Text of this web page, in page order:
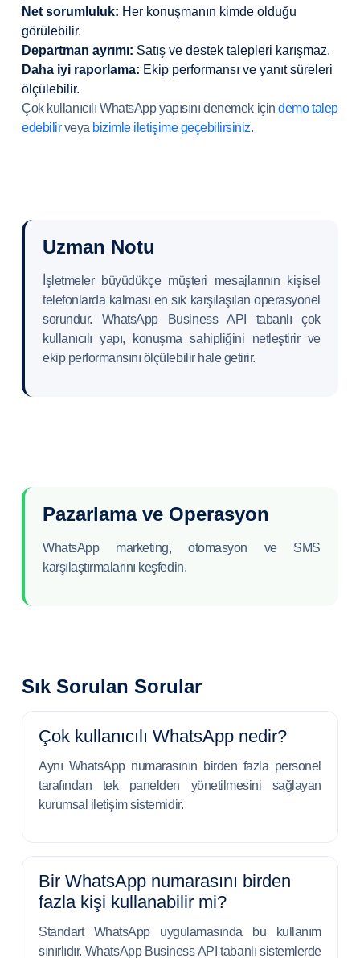
Net sorumluluk: Her konuşmanın kimde olduğu
görülebilir.
Departman ayrımı: Satış ve destek talepleri karışmaz.
Daha iyi raporlama: Ekip performansı ve yanıt süreleri
ölçülebilir.
Çok kullanıcılı WhatsApp yapısını denemek içindemo talep
edebilirveya bizimle iletişime geçebilirsiniz.
Uzman Notu
İşletmeler büyüdükçe müşteri mesajlarının kişisel
telefonlarda kalması en sık karşılaşılan operasyonel
sorundur. WhatsApp Business API tabanlı çok
kullanıcılı yapı, konuşma sahipliğini netleştirir ve
ekip performansını ölçülebilir hale getirir.
Pazarlama ve Operasyon
WhatsApp marketing, otomasyon ve SMS
karşılaştırmalarını keşfedin.
Sık Sorulan Sorular
Çok kullanıcılı WhatsApp nedir?
Aynı WhatsApp numarasının birden fazla personel
tarafından tek panelden yönetilmesini sağlayan
kurumsal iletişim sistemidir.
Bir WhatsApp numarasını birden
fazla kişi kullanabilir mi?
Standart WhatsApp uygulamasında bu kullanım
sınırlıdır. WhatsApp Business API tabanlı sistemlerde